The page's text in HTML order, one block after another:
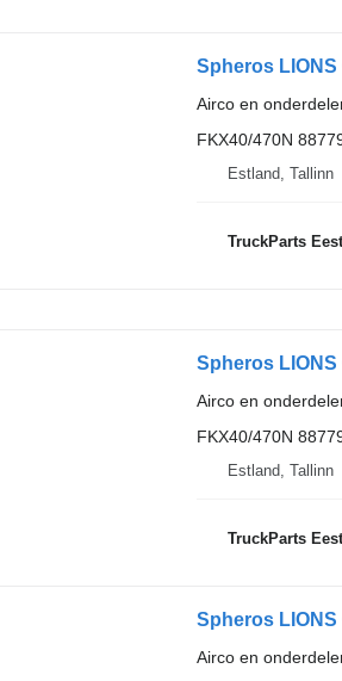
Spheros
Airco en
FKX40/470N
Estland, Tallinn
TruckParts
Spheros
Airco en
FKX40/470N
Estland, Tallinn
TruckParts
Spheros
Airco en